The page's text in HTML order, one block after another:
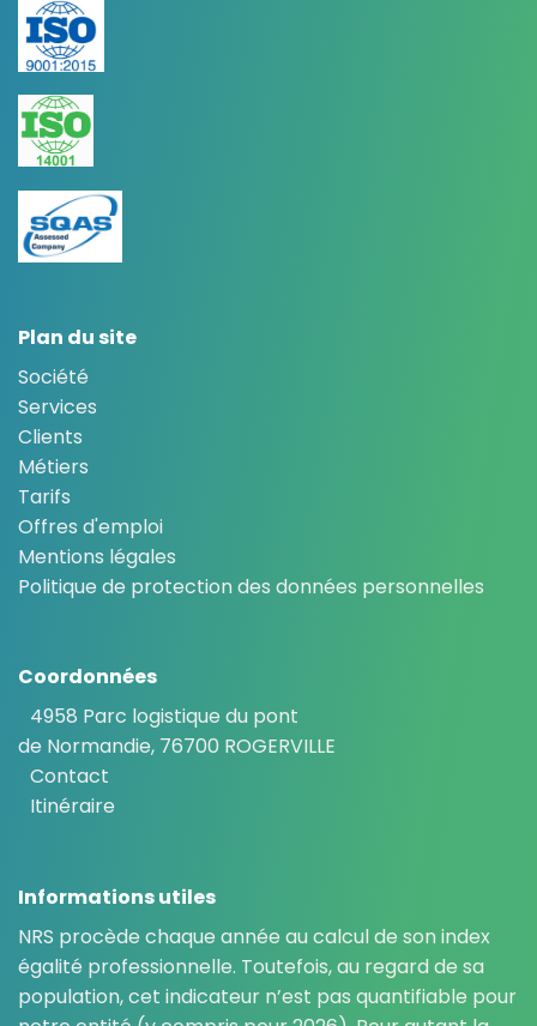
Plan du site
Société
Services
Clients
Métiers
Tarifs
Offres d'emploi
Mentions légales
Politique de protection des données personnelles
Coordonnées
4958 Parc logistique du pont
de Normandie, 76700 ROGERVILLE
Contact
Itinéraire
Informations utiles
NRS procède chaque année au calcul de son index
égalité professionnelle. Toutefois, au regard de sa
population, cet indicateur n’est pas quantifiable pour